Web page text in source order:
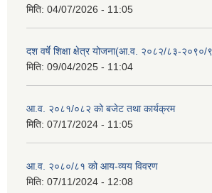
मिति: 04/07/2026 - 11:05
दश वर्षे शिक्षा क्षेत्र योजना(आ.व. २०८२/८३-२०९०/
मिति: 09/04/2025 - 11:04
आ.व. २०८१/०८२ को बजेट तथा कार्यक्रम
मिति: 07/17/2024 - 11:05
आ.व. २०८०/८१ को आय-व्यय विवरण
मिति: 07/11/2024 - 12:08